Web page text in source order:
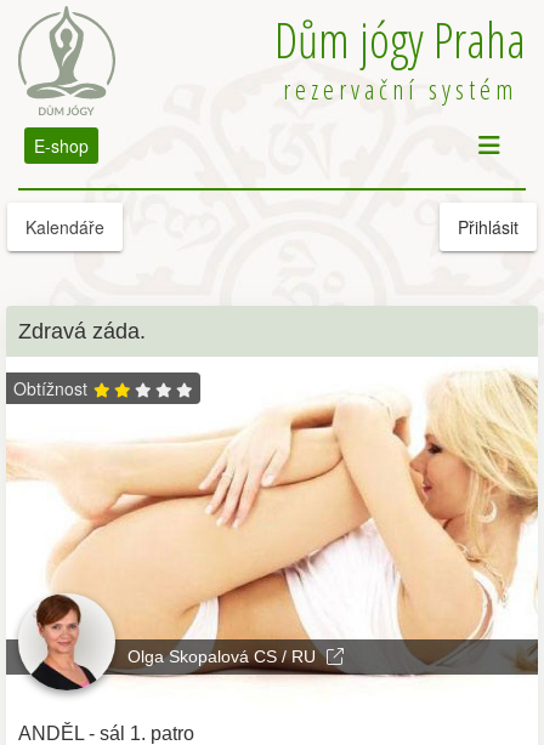
Dům jógy Praha
rezervační systém
E-shop
Kalendáře Přihlásit
Zdravá záda.
Obtížnost
Olga Skopalová CS / RU
ANDĚL - sál 1. patro